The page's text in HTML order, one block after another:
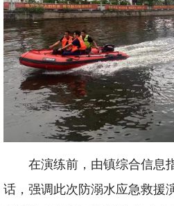
在演练前，由镇综合信息
话，强调此次防溺水应急救援